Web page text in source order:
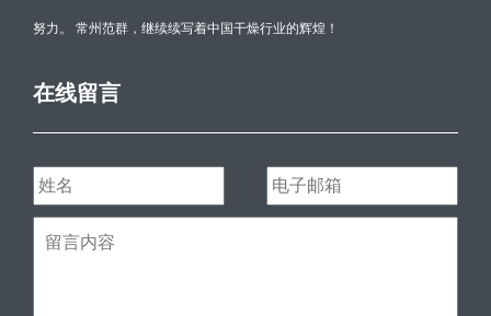
努力。 常州范群，继续续写着中国干燥行业的辉煌！
在线留言